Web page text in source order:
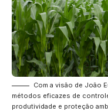
Com a visão de João
métodos eficazes de
produtividade e proteção